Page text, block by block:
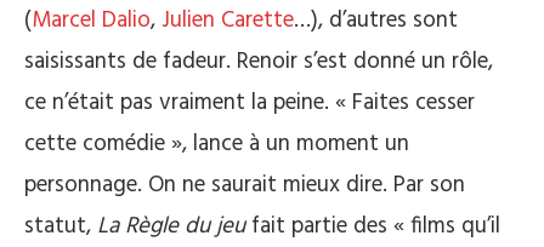
(Marcel Dalio, Julien Carette…), d’autres sont
saisissants de fadeur. Renoir s’est donné un rôle,
ce n’était pas vraiment la peine. « Faites cesser
cette comédie », lance à un moment un
personnage. On ne saurait mieux dire. Par son
statut, La Règle du jeufait partie des « films qu’il